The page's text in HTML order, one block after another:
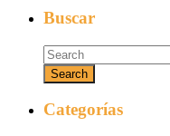
Buscar
Categorías